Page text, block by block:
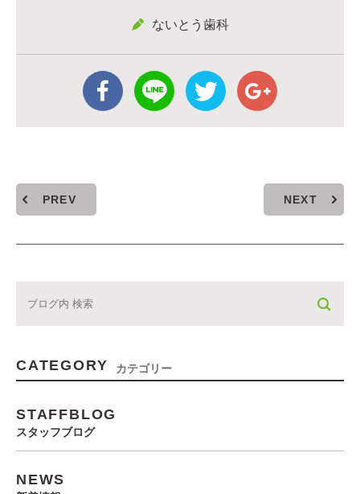
ないとう歯科
PREV NEXT
CATEGORY カテゴリー
STAFFBLOG
スタッフブログ
NEWS